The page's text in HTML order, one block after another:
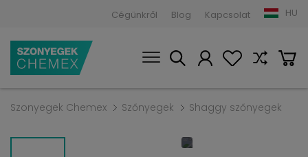
Cégünkről Blog Kapcsolat HU
Szonyegek Chemex Szőnyegek Shaggy szőnyegek